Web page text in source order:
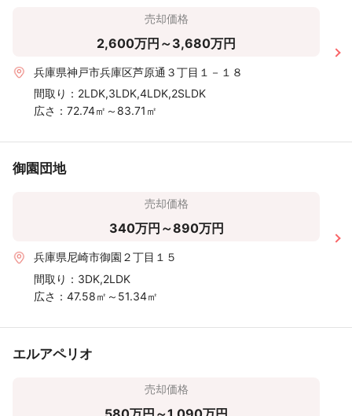
売却価格
2,600万円～3,680万円
兵庫県神戸市兵庫区芦原通３丁目１－１８
間取り： 2LDK,3LDK,4LDK,2SLDK
広さ： 72.74㎡～83.71㎡
御園団地
売却価格
340万円～890万円
兵庫県尼崎市御園２丁目１５
間取り： 3DK,2LDK
広さ： 47.58㎡～51.34㎡
エルアペリオ
売却価格